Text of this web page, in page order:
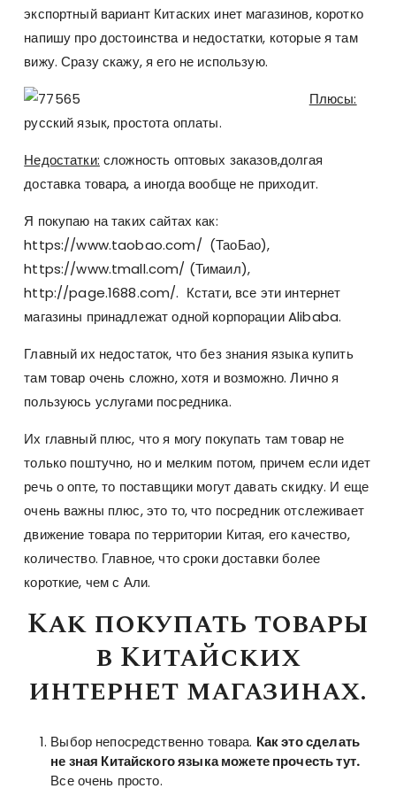
экспортный вариант Китаских инет магазинов, коротко
напишу про достоинства и недостатки, которые я там
вижу. Сразу скажу, я его не использую.
Плюсы:
русский язык, простота оплаты.
Недостатки: сложность оптовых заказов,долгая
доставка товара, а иногда вообще не приходит.
Я покупаю на таких сайтах как:
https://www.taobao.com/ (ТаоБао),
https://www.tmall.com/ (Тимаил),
http://page.1688.com/. Кстати, все эти интернет
магазины принадлежат одной корпорации Alibaba.
Главный их недостаток, что без знания языка купить
там товар очень сложно, хотя и возможно. Лично я
пользуюсь услугами посредника.
Их главный плюс, что я могу покупать там товар не
только поштучно, но и мелким потом, причем если идет
речь о опте, то поставщики могут давать скидку. И еще
очень важны плюс, это то, что посредник отслеживает
движение товара по территории Китая, его качество,
количество. Главное, что сроки доставки более
короткие, чем с Али.
Как покупать товары
в Китайских
интернет магазинах.
Выбор непосредственно товара. Как это сделать
не зная Китайского языка можете прочесть тут.
Все очень просто.